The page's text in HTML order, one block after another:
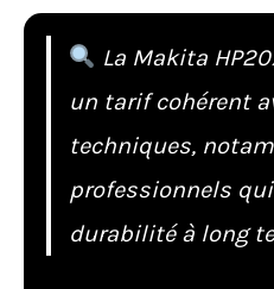
La Makita
un tarif cohérent
techniques,
professionnels
durabilité à long